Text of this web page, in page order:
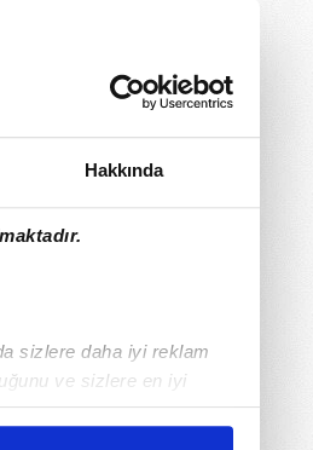
Hakkında
sizlere daha iyi reklam
ve sizlere en iyi
karşılamak